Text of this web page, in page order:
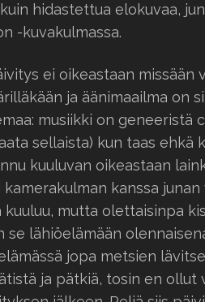
hidastettua elokuvaa,
-kuvakulmassa.
ei oikeastaan
ja äänimaailma on
musiikki on geneeristä
sellaista) kun taas ehkä
kuuluvan oikeastaan
kamerakulman kanssa
mutta olettaisinpa
se lähiöelämään
jopa metsien
ja pätkiä, tosin en ollut